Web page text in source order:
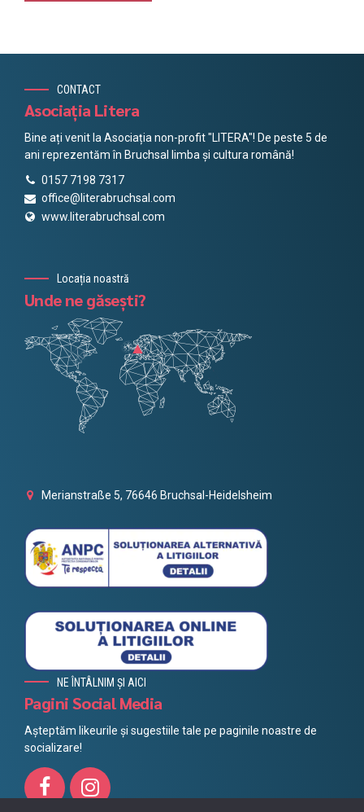
CONTACT
Asociația Litera
Bine ați venit la Asociația non-profit "LITERA"! De peste 5 de
ani reprezentăm în Bruchsal limba și cultura română!
0157 7198 7317
office@literabruchsal.com
www.literabruchsal.com
Locația noastră
Unde ne găsești?
Merianstraße 5, 76646 Bruchsal-Heidelsheim
NE ÎNTÂLNIM ȘI AICI
Pagini Social Media
Așteptăm likeurile și sugestiile tale pe paginile noastre de
socializare!